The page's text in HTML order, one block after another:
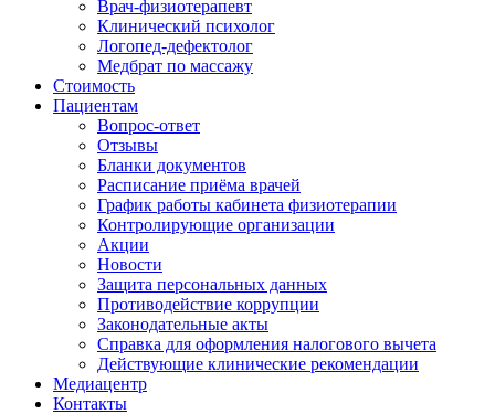
Врач-физиотерапевт
Клинический психолог
Логопед-дефектолог
Медбрат по массажу
Стоимость
Пациентам
Вопрос-ответ
Отзывы
Бланки документов
Расписание приёма врачей
График работы кабинета физиотерапии
Контролирующие организации
Акции
Новости
Защита персональных данных
Противодействие коррупции
Законодательные акты
Справка для оформления налогового вычета
Действующие клинические рекомендации
Медиацентр
Контакты